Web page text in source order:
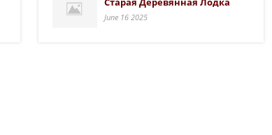
June 16 2025